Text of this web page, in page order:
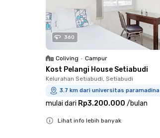
360
Coliving • Campur
Kost Pelangi House Setiabudi
Kelurahan Setiabudi, Setiabudi
3.7 km dari universitas paramadina
mulai dari Rp3.200.000 /bulan
Lihat info lebih banyak